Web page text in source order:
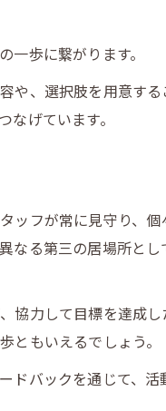
歩に繋がります。
や、選択肢を用意す
げています。
ッフが常に見守り、
なる第三の居場所とし
協力して目標を達成
もいえるでしょう。
ドバックを通じて、